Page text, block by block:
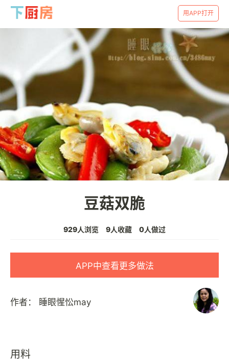
用APP打开
豆菇双脆
929人浏览 9人收藏 0人做过
APP中查看更多做法
作者： 睡眼惺忪may
用料